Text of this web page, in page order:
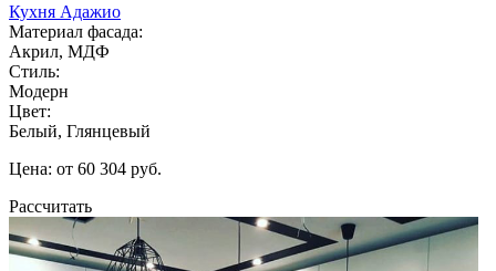
Кухня Адажио
Материал фасада:
Акрил, МДФ
Стиль:
Модерн
Цвет:
Белый, Глянцевый
Цена: от 60 304 руб.
Рассчитать